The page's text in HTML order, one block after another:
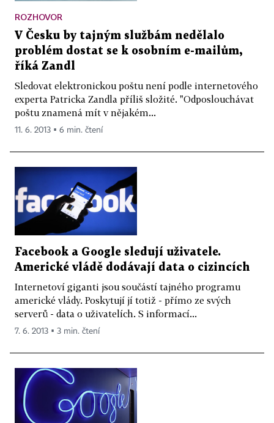
ROZHOVOR
V Česku by tajným službám nedělalo
problém dostat se k osobním e-mailům,
říká Zandl
Sledovat elektronickou poštu není podle internetového
experta Patricka Zandla příliš složité. "Odposlouchávat
poštu znamená mít v nějakém...
11. 6. 2013 ▪ 6 min. čtení
Facebook a Google sledují uživatele.
Americké vládě dodávají data o cizincích
Internetoví giganti jsou součástí tajného programu
americké vlády. Poskytují jí totiž - přímo ze svých
serverů - data o uživatelích. S informací...
7. 6. 2013 ▪ 3 min. čtení